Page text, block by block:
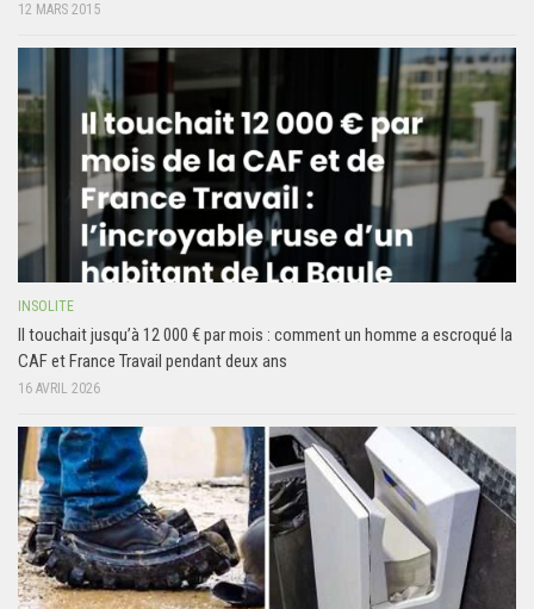
12 MARS 2015
INSOLITE
Il touchait jusqu’à 12 000 € par mois : comment un homme a escroqué la
CAF et France Travail pendant deux ans
16 AVRIL 2026